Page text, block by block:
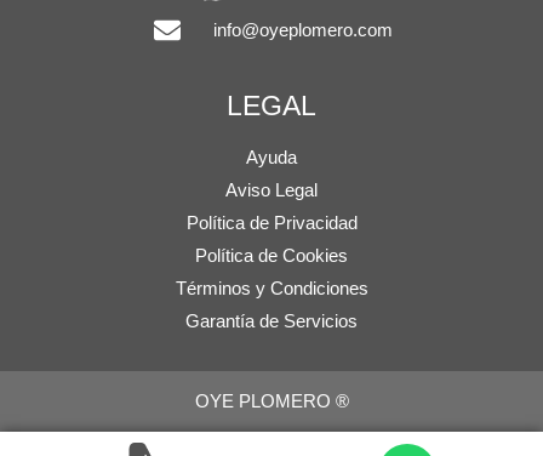
info@oyeplomero.com
LEGAL
Ayuda
Aviso Legal
Política de Privacidad
Política de Cookies
Términos y Condiciones
Garantía de Servicios
OYE PLOMERO ®